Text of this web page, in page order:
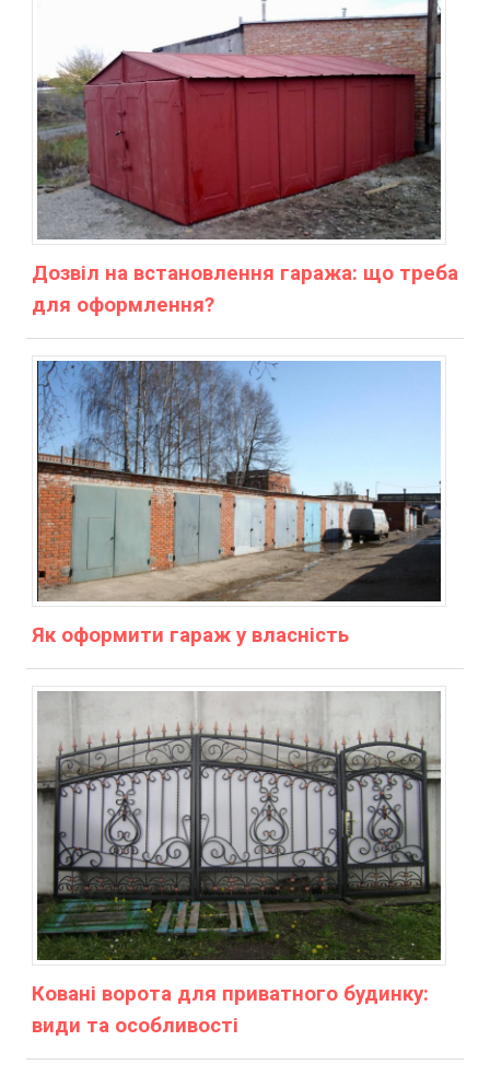
Дозвіл на встановлення гаража: що треба
для оформлення?
Як оформити гараж у власність
Ковані ворота для приватного будинку:
види та особливості